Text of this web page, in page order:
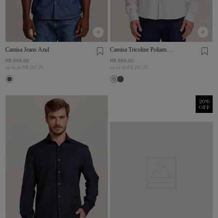
Camisa Jeans Azul
R$ 669,00
ou x de R$ 167 25
Camisa Tricoline Poliamida
R$ 669,00
ou x de R$ 167 25
20%
OFF